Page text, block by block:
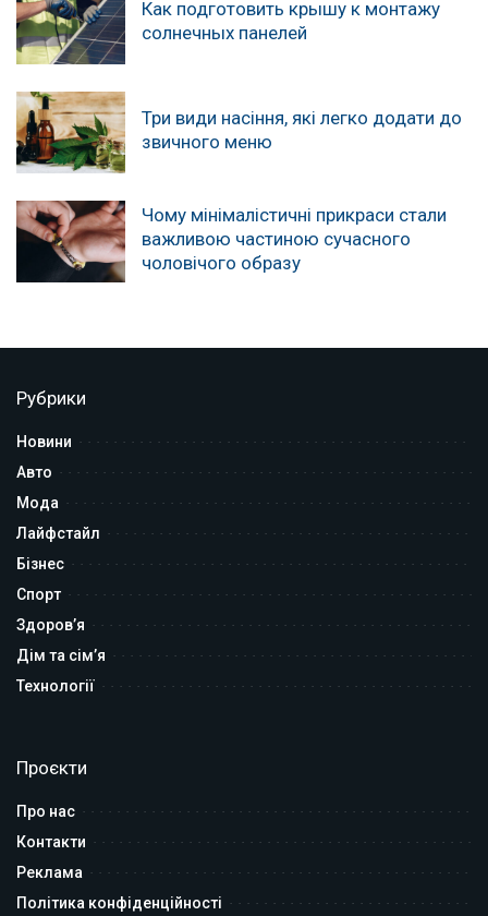
Как подготовить крышу к монтажу
солнечных панелей
Три види насіння, які легко додати до
звичного меню
Чому мінімалістичні прикраси стали
важливою частиною сучасного
чоловічого образу
Рубрики
Новини
Авто
Мода
Лайфстайл
Бізнес
Спорт
Здоров’я
Дім та сім’я
Технології
Проєкти
Про нас
Контакти
Реклама
Політика конфіденційності